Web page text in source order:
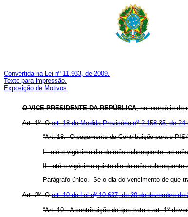
Convertida na Lei nº 11.933, de 2009.
Texto para impressão.
Exposição de Motivos
O VICE-PRESIDENTE DA REPÚBLICA, no exercício do
Art. 1oOart. 18 da Medida Provisória no2.158-35, de 24
“Art. 18. O pagamento da Contribuição para o
I - até o vigésimo dia do mês subseqüente ao
II - até o vigésimo quinto dia do mês
Parágrafo único. Se o dia do vencimento de que
Art. 2oOart. 10 da Lei no10.637, de 30 de dezembro de
“Art. 10. A contribuição de que trata o art. 1o